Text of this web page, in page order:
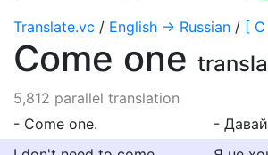
Translate.vc / English → Russian / [ C
Come one
5,812 parallel translation
- Come one.
-